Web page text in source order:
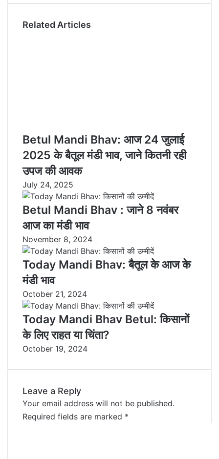
m
i
Related Articles
Betul Mandi Bhav: आज 24 जुलाई
2025 के बैतूल मंडी भाव, जाने कितनी रही
उपज की आवक
July 24, 2025
Betul Mandi Bhav : जाने 8 नवंबर
आज का मंडी भाव
November 8, 2024
Today Mandi Bhav: बैतूल के आज के
मंडी भाव
October 21, 2024
Today Mandi Bhav Betul: किसानों
के लिए राहत या चिंता?
October 19, 2024
Leave a Reply
Your email address will not be published.
Required fields are marked *